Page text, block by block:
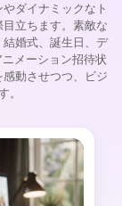
ダイナミックなト
立ちます。素敵な
婚式、誕生日、デ
メーション招待状
動させつつ、ビジ
。